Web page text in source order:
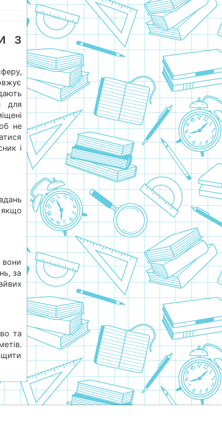
з
для
не
і
якщо
за
та